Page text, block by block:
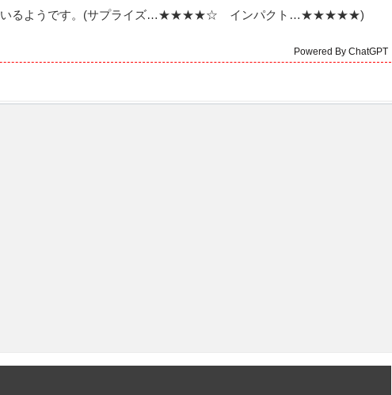
いるようです。(サプライズ…★★★★☆ インパクト…★★★★★)
Powered By ChatGPT